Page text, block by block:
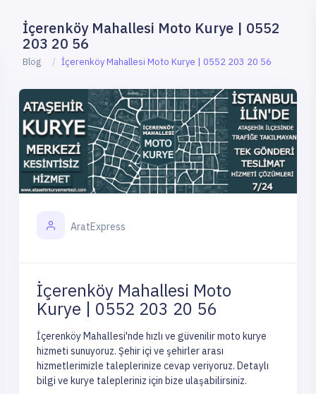
İçerenköy Mahallesi Moto Kurye | 0552
203 20 56
Blog İçerenköy Mahallesi Moto Kurye | 0552 203 20 56
AratExpress
İçerenköy Mahallesi Moto
Kurye | 0552 203 20 56
İçerenköy Mahallesi'nde hızlı ve güvenilir moto kurye
hizmeti sunuyoruz. Şehir içi ve şehirler arası
hizmetlerimizle taleplerinize cevap veriyoruz. Detaylı
bilgi ve kurye talepleriniz için bize ulaşabilirsiniz.